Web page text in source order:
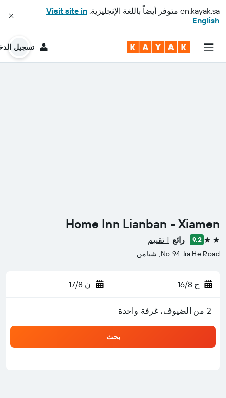
en.kayak.sa متوفر أيضاً باللغة الإنجليزية. Visit site in
English
تسجيل
Home Inn Lianban - Xiamen
2 نجمتين 9.2 رائع 1 تقييم
No.94 Jia He Road, شيامن
ح 16/8 - ن 17/8
2 من الضيوف، غرفة واحدة
بحث